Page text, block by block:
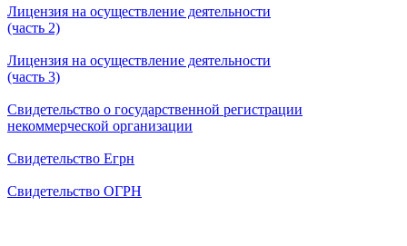
Лицензия на осуществление деятельности
(часть 2)
Лицензия на осуществление деятельности
(часть 3)
Свидетельство о государственной регистрации
некоммерческой организации
Свидетельство Егрн
Свидетельство ОГРН